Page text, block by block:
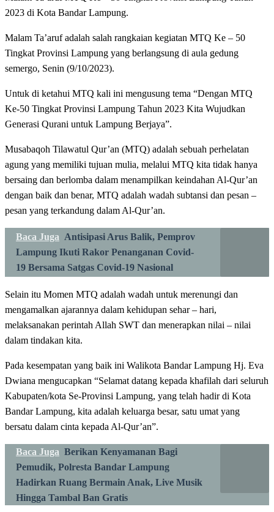
2023 di Kota Bandar Lampung.
Malam Ta’aruf adalah salah rangkaian kegiatan MTQ Ke – 50
Tingkat Provinsi Lampung yang berlangsung di aula gedung
semergo, Senin (9/10/2023).
Untuk di ketahui MTQ kali ini mengusung tema “Dengan MTQ
Ke-50 Tingkat Provinsi Lampung Tahun 2023 Kita Wujudkan
Generasi Qurani untuk Lampung Berjaya”.
Musabaqoh Tilawatul Qur’an (MTQ) adalah sebuah perhelatan
agung yang memiliki tujuan mulia, melalui MTQ kita tidak hanya
bersaing dan berlomba dalam menampilkan keindahan Al-Qur’an
dengan baik dan benar, MTQ adalah wadah subtansi dan pesan –
pesan yang terkandung dalam Al-Qur’an.
Baca Juga Antisipasi Arus Balik, Pemprov
Lampung Ikuti Rakor Penanganan Covid-
19 Bersama Satgas Covid-19 Nasional
Selain itu Momen MTQ adalah wadah untuk merenungi dan
mengamalkan ajarannya dalam kehidupan sehar – hari,
melaksanakan perintah Allah SWT dan menerapkan nilai – nilai
dalam tindakan kita.
Pada kesempatan yang baik ini Walikota Bandar Lampung Hj. Eva
Dwiana mengucapkan “Selamat datang kepada khafilah dari seluruh
Kabupaten/kota Se-Provinsi Lampung, yang telah hadir di Kota
Bandar Lampung, kita adalah keluarga besar, satu umat yang
bersatu dalam cinta kepada Al-Qur’an”.
Baca Juga Berikan Kenyamanan Bagi
Pemudik, Polresta Bandar Lampung
Hadirkan Ruang Bermain Anak, Live Musik
Hingga Tambal Ban Gratis